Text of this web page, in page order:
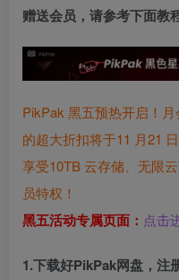
赠送会员，请参考下面教
PikPak 黑五预热开启！
的超大折扣将于11 月21
享受10TB 云存储、无限
员特权！
黑五活动专属页面： 点击
1.下载好PikPak网盘，注